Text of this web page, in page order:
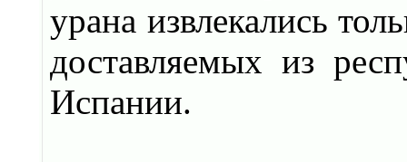
урана извлекались
доставляемых из
Испании.